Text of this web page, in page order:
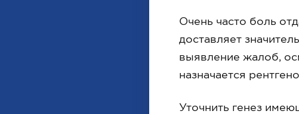
Очень часто боль
доставляет
выявление жалоб,
назначается
Уточнить генез